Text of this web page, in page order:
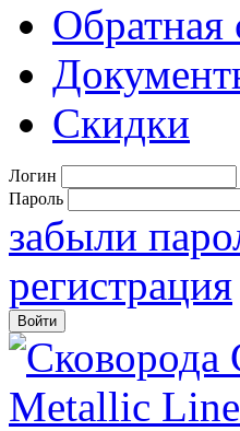
Обратная
Скидки
Логин
Пароль
забыли
регистрация